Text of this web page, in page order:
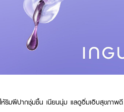
ริมฝีปากชุ่มชื้น เนียนนุ่ม แลดูอิ่มเอิบสุขภา